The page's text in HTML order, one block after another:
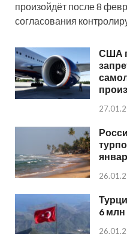
произойдёт после 8
согласования
США
6 млн